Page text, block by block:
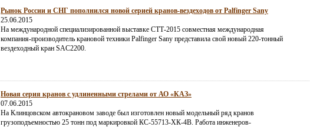
Рынок России и СНГ пополнился новой серией кранов-вездеходов от Palfinger Sany
25.06.2015
На международной специализированной выставке СТТ-2015 совместная международная
компания-производитель крановой техники Palfinger Sany представила свой новый 220-тонный
вездеходный кран SAC2200.
Новая серия кранов с удлиненными стрелами от АО «КАЗ»
07.06.2015
На Клинцовском автокрановом заводе был изготовлен новый модельный ряд кранов
грузоподъемностью 25 тонн под маркировкой КС-55713-ХК-4В. Работа инженеров-